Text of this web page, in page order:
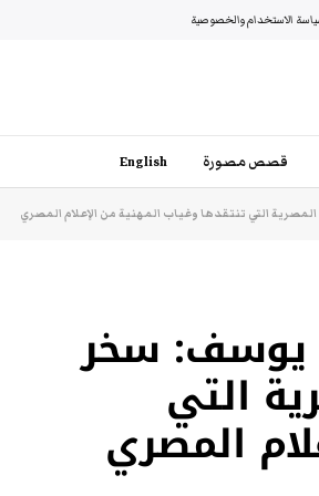
الاستخدام والخصوصية
قصص مصورة English
التي تنتقدها وغياب المهنية من الإعلام المصري
يوسف: سخر
التي
المصري